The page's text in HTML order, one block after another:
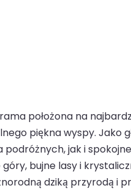
położona na
piękna wyspy. Jako
podróżnych, jak i
bujne lasy i
dziką przyrodą i